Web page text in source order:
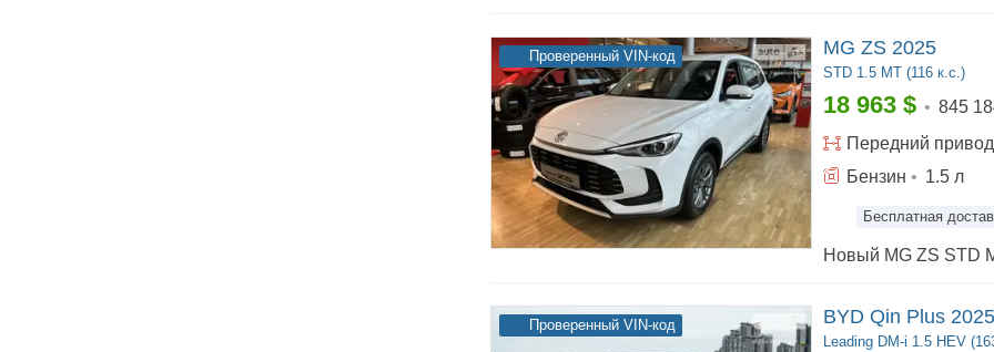
MG ZS 2025
STD 1.5 MT (116 к.с.)
18 963 $ • 845
Передний привод
Бензин • 1.5 л
Проверенный VIN-код
Бесплатная
BYD Qin Plus 2025
Leading DM-i 1.5 HEV
Проверенный VIN-код